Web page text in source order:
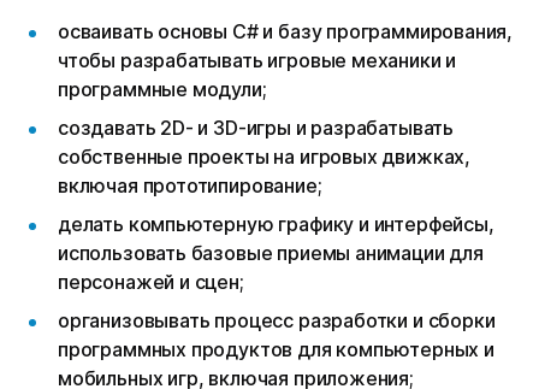
осваивать основы C# и базу программирования,
чтобы разрабатывать игровые механики и
программные модули;
создавать 2D- и 3D-игры и разрабатывать
собственные проекты на игровых движках,
включая прототипирование;
делать компьютерную графику и интерфейсы,
использовать базовые приемы анимации для
персонажей и сцен;
организовывать процесс разработки и сборки
программных продуктов для компьютерных и
мобильных игр, включая приложения;